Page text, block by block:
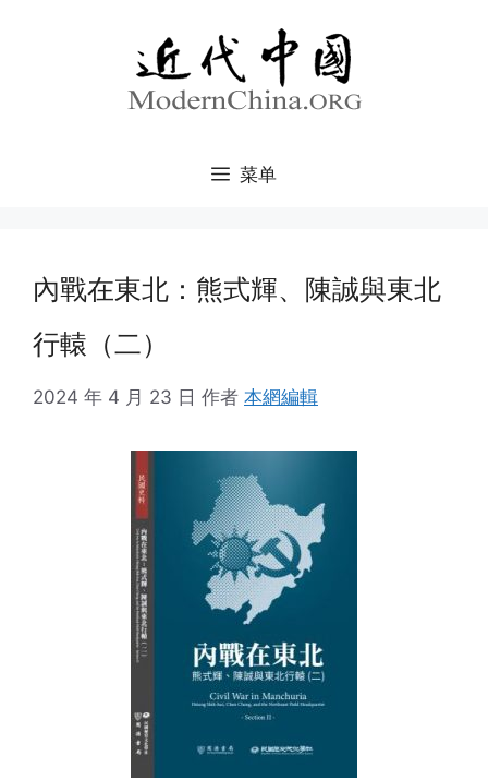
菜单
內戰在東北：熊式輝、陳誠與東北
行轅（二）
2024 年 4 月 23 日 作者 本網編輯